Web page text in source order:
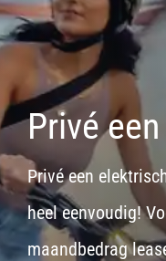
Privé
Privé een
heel eenvoudig!
maandbedrag